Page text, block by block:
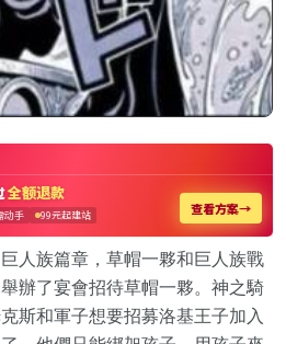
人族篇章，草帽一夥和巨人族戰
辦了宴會招待草帽一夥。神之騎
斯和軍子想要招募洛基王子加入